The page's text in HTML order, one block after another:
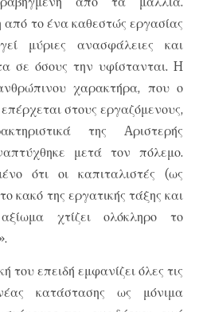
το ένα καθεστώς εργασίας
μύριες ανασφάλειες και
σε όσους την υφίστανται. H
χαρακτήρα, που ο
στους εργαζόμενους,
της Aριστερής
μετά τον πόλεμο.
ότι οι καπιταλιστές (ως
κακό της εργατικής τάξης και
χτίζει ολόκληρο το
του επειδή εμφανίζει όλες τις
κατάστασης ως μόνιμα